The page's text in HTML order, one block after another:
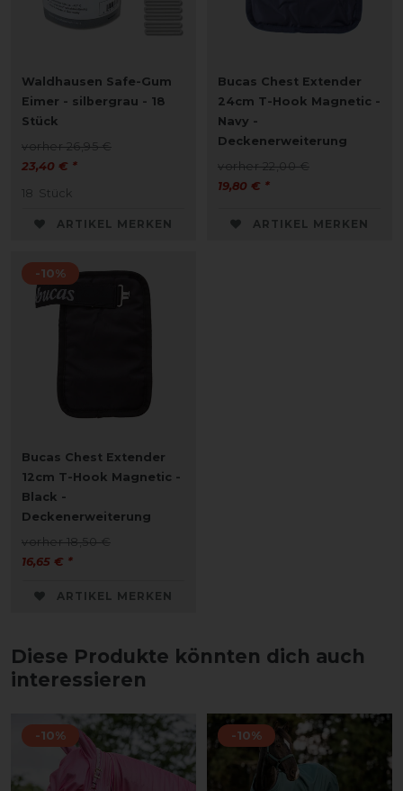
Waldhausen Safe-Gum
Eimer - silbergrau - 18
Stück
vorher 26,95 €
23,40 € *
18 Stück
ARTIKEL MERKEN
Bucas Chest Extender
24cm T-Hook Magnetic -
Navy -
Deckenerweiterung
vorher 22,00 €
19,80 € *
ARTIKEL MERKEN
-10%
Bucas Chest Extender
12cm T-Hook Magnetic -
Black -
Deckenerweiterung
vorher 18,50 €
16,65 € *
ARTIKEL MERKEN
Diese Produkte könnten dich auch
interessieren
-10% -10%